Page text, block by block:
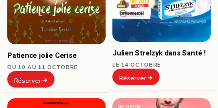
Patience jolie Cerise
DU 10 AU 11 OCTOBRE
Réserver
Julien Strelzyk dans Santé !
LE 14 OCTOBRE
Réserver